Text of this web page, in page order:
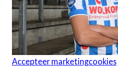
Accepteer marketingcookies